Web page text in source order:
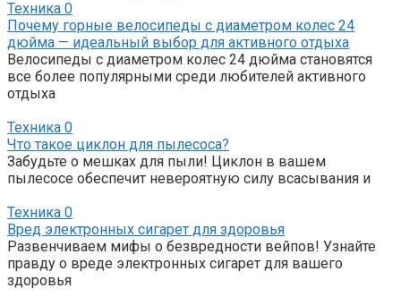
Техника 0
Почему горные велосипеды с диаметром колес 24
дюйма — идеальный выбор для активного отдыха
Велосипеды с диаметром колес 24 дюйма становятся
все более популярными среди любителей активного
отдыха
Техника 0
Что такое циклон для пылесоса?
Забудьте о мешках для пыли! Циклон в вашем
пылесосе обеспечит невероятную силу всасывания и
Техника 0
Вред электронных сигарет для здоровья
Развенчиваем мифы о безвредности вейпов! Узнайте
правду о вреде электронных сигарет для вашего
здоровья